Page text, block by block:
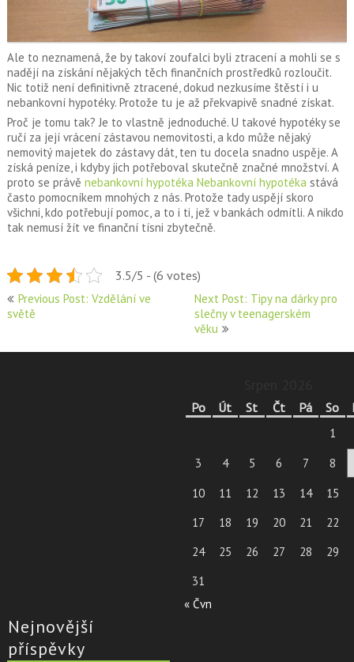
Ale to neznamená, že by takoví zoufalci byli ztracení a mohli se s
nadějí na získání nějakých těch finančních prostředků rozloučit.
Nic totiž není definitivně ztracené, dokud nezkusíme štěstí i u
nebankovní hypotéky. Protože tu je až překvapivě snadné získat.
Proč je tomu tak? Je to vlastně jednoduché. U takové hypotéky se
ručí za její vrácení zástavou nemovitosti, a kdo může nějaký
nemovitý majetek do zástavy dát, ten tu docela snadno uspěje. A
získá peníze, i kdyby jich potřeboval skutečně značné množství. A
proto se právě nebankovní hypotéka Nebankovní hypotékastává
často pomocníkem mnohých z nás. Protože tady uspějí skoro
všichni, kdo potřebují pomoc, a to i ti, jež v bankách odmítli. A nikdo
tak nemusí žít ve finanční tísni zbytečně.
3.5/5 - (6 votes)
Navigace
pro
příspěvek
Previous Post: Vzdělání ve
světě
Next Post: Tipy na dárky pro
slečny v teenagerském
věku
Po Út St Čt Pá So
1
3
4 5 6 7
8
10
11 12 13 14 15
17
18 19 20 21 22
24
25 26 27 28 29
31
« Čvn
Nejnovější
příspěvky